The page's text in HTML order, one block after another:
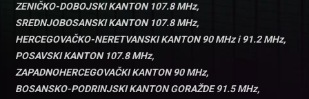
ZENIČKO-DOBOJSKI KANTON 107.8 MHz,
SREDNJOBOSANSKI KANTON 107.8 MHz,
HERCEGOVAČKO-NERETVANSKI KANTON 90 MHz i 91.2 MHz,
POSAVSKI KANTON 107.8 MHz,
ZAPADNOHERCEGOVAČKI KANTON 90 MHz,
BOSANSKO-PODRINJSKI KANTON GORAŽDE 91.5 MHz,